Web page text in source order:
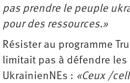
pas prendre le peuple
pour des ressources.»
Résister au programme
limitait pas à défendre les
UkrainienNEs : «Ceux /